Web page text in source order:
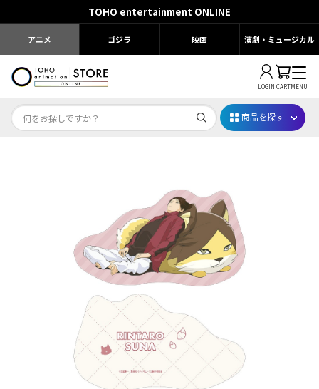
TOHO entertainment ONLINE
アニメ ゴジラ 映画 演劇・ミュージカル
LOGIN CARTMENU
じゅじゅフェス 2026
薬屋のひとりごと 夏の園遊会2026
アニメ『僕のヒーローアカデミア』10周年
ハイキュー!!ジャージ＆ユニフォーム
商品を探す